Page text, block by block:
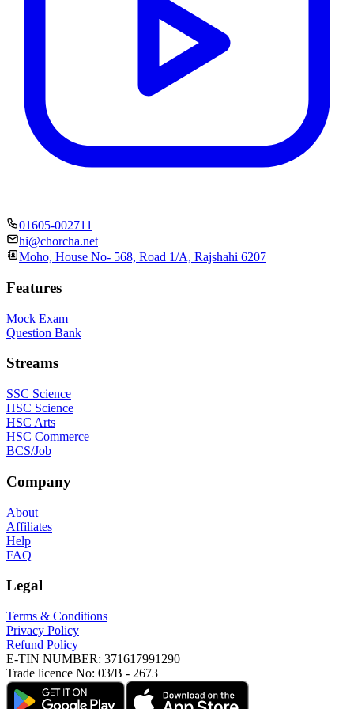
01605-002711
hi@chorcha.net
Moho, House No- 568, Road 1/A, Rajshahi 6207
Features
Mock Exam
Question Bank
Streams
SSC Science
HSC Science
HSC Arts
HSC Commerce
BCS/Job
Company
About
Affiliates
Help
FAQ
Legal
Terms & Conditions
Privacy Policy
Refund Policy
E-TIN NUMBER: 371617991290
Trade licence No: 03/B - 2673